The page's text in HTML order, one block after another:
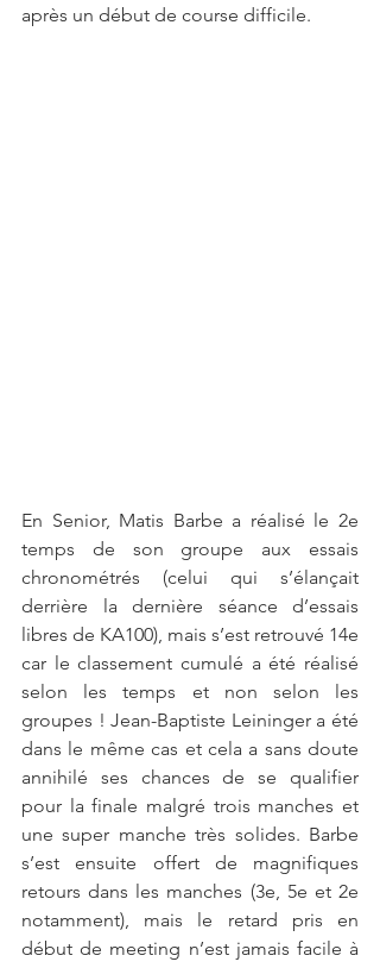
après un début de course difficile.
En Senior, Matis Barbe a réalisé le 2e
temps de son groupe aux essais
chronométrés (celui qui s’élançait
derrière la dernière séance d’essais
libres de KA100), mais s’est retrouvé 14e
car le classement cumulé a été réalisé
selon les temps et non selon les
groupes ! Jean-Baptiste Leininger a été
dans le même cas et cela a sans doute
annihilé ses chances de se qualifier
pour la finale malgré trois manches et
une super manche très solides. Barbe
s’est ensuite offert de magnifiques
retours dans les manches (3e, 5e et 2e
notamment), mais le retard pris en
début de meeting n’est jamais facile à